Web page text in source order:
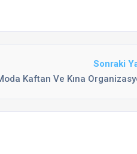
Sonraki
Kaftan Ve Kına